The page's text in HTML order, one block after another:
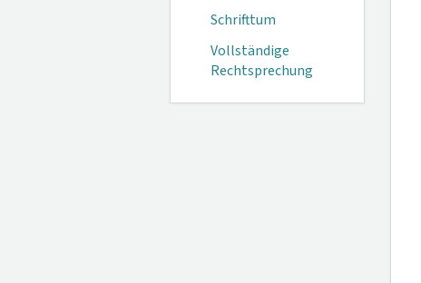
Schrifttum
Vollständige
Rechtsprechung